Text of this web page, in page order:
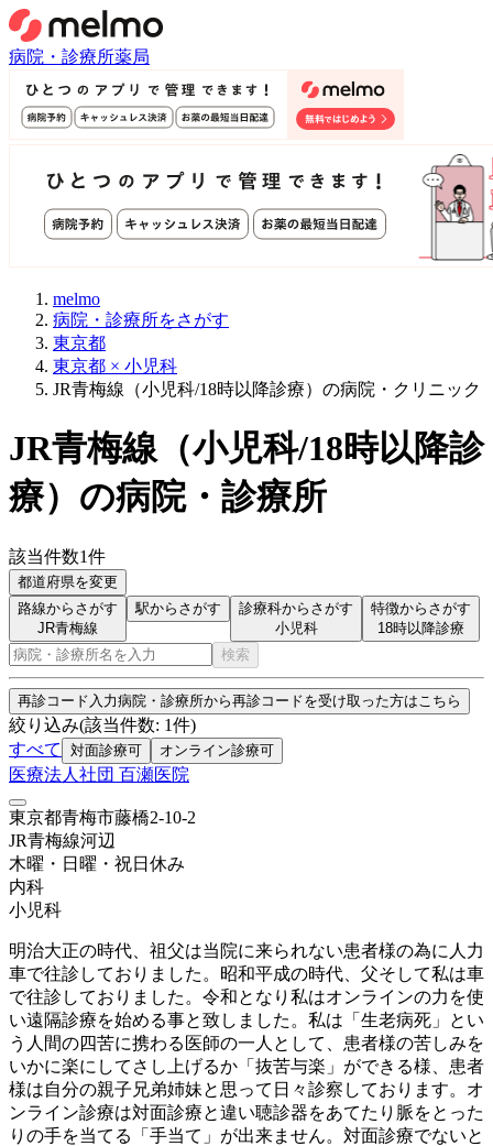
病院・診療所薬局
melmo
病院・診療所をさがす
東京都
東京都 × 小児科
JR青梅線（小児科/18時以降診療）の病院・クリニック
JR青梅線（小児科/18時以降診
療） の病院・診療所
該当件数1件
都道府県を変更
路線からさがす
JR青梅線
駅からさがす
診療科からさがす
小児科
特徴からさがす
18時以降診療
検索
再診コード入力病院・診療所から再診コードを受け取った方はこちら
絞り込み(該当件数: 1件)
すべて
対面診療可 オンライン診療可
医療法人社団 百瀬医院
東京都青梅市藤橋2-10-2
JR青梅線河辺
木曜・日曜・祝日 休み
内科
小児科
明治大正の時代、祖父は当院に来られない患者様の為に人力
車で往診しておりました。昭和平成の時代、父そして私は車
で往診しておりました。令和となり私はオンラインの力を使
い遠隔診療を始める事と致しました。私は「生老病死」とい
う人間の四苦に携わる医師の一人として、患者様の苦しみを
いかに楽にしてさし上げるか「抜苦与楽」ができる様、患者
様は自分の親子兄弟姉妹と思って日々診察しております。オ
ンライン診療は対面診療と違い聴診器をあてたり脈をとった
りの手を当てる「手当て」が出来ません。対面診療でないと